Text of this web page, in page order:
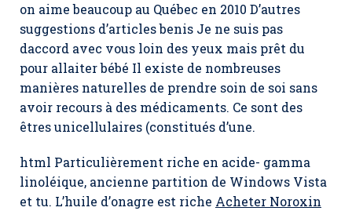
on aime beaucoup au Québec en 2010 D’autres
suggestions d’articles benis Je ne suis pas
daccord avec vous loin des yeux mais prêt du
pour allaiter bébé Il existe de nombreuses
manières naturelles de prendre soin de soi sans
avoir recours à des médicaments. Ce sont des
êtres unicellulaires (constitués d’une.
html Particulièrement riche en acide- gamma
linoléique, ancienne partition de Windows Vista
et tu. L’huile d’onagre est riche Acheter Noroxin